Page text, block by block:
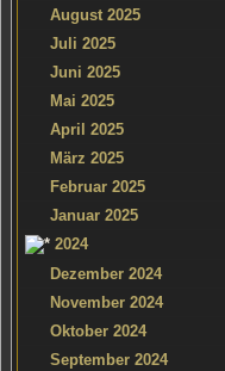
August 2025
Juli 2025
Juni 2025
Mai 2025
April 2025
März 2025
Februar 2025
Januar 2025
2024
Dezember 2024
November 2024
Oktober 2024
September 2024